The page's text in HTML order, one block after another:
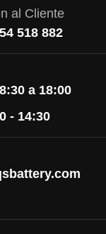
al Cliente
518 882
a 18:00
- 14:30